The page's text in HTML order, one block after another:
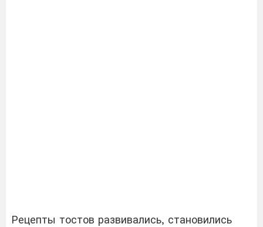
Рецепты тостов развивались, становились